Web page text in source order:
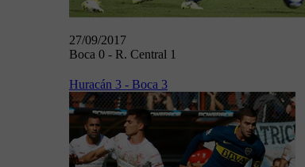
27/09/2017
Boca 0 - R. Central 1
Huracán 3 - Boca 3